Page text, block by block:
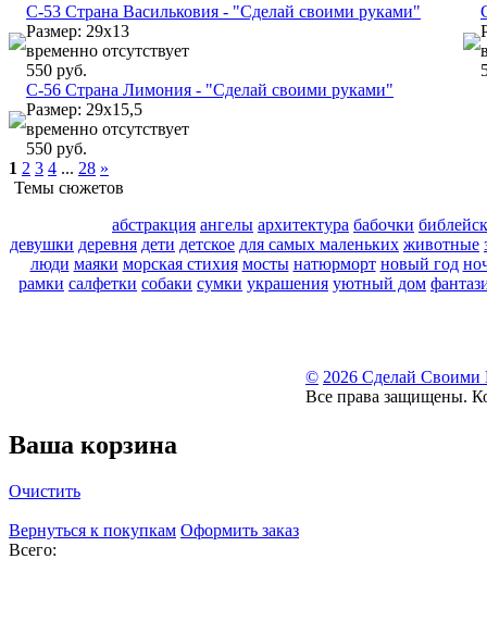
С-53 Страна Васильковия - "Сделай своими руками"
Размер: 29х13
временно отсутствует
550 руб.
С-56 Страна Лимония - "Сделай своими руками"
Размер: 29х15,5
временно отсутствует
550 руб.
1 2 3 4 ... 28 »
Темы сюжетов
абстракция ангелы архитектура бабочки
девушки деревня дети детское для самых маленьких животные
люди маяки морская стихия мосты натюрморт новый год
рамки салфетки собаки сумки украшения уютный дом
© 2026 Сделай Своими
Все права защищены.
Ваша корзина
Очистить
Вернуться к покупкам Оформить заказ
Всего: